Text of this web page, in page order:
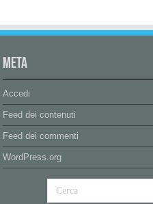
Meta
Accedi
Feed dei contenuti
Feed dei commenti
WordPress.org